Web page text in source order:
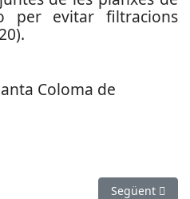
per evitar filtracions
Coloma de
arqueològiques de la Cova del
Article
Següent